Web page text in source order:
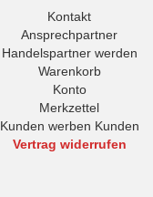
Kontakt
Ansprechpartner
Handelspartner werden
Warenkorb
Konto
Merkzettel
Kunden werben Kunden
Vertrag widerrufen